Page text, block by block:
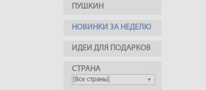
ПУШКИН
НОВИНКИ ЗА НЕДЕЛЮ
ИДЕИ ДЛЯ ПОДАРКОВ
СТРАНА